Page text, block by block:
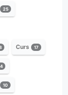
25
Curs 17
10